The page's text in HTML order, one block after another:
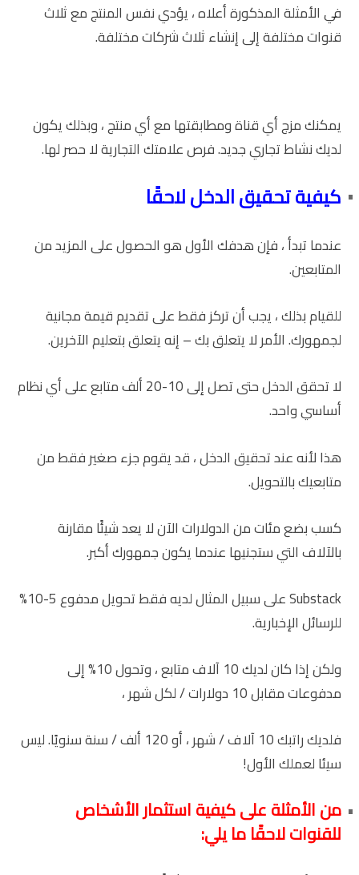
في الأمثلة المذكورة أعلاه ، يؤدي نفس المنتج مع ثلاث
قنوات مختلفة إلى إنشاء ثلاث شركات مختلفة.
يمكنك مزج أي قناة ومطابقتها مع أي منتج ، وبذلك يكون
لديك نشاط تجاري جديد. فرص علامتك التجارية لا حصر لها.
كيفية تحقيق الدخل لاحقًا
عندما تبدأ ، فإن هدفك الأول هو الحصول على المزيد من
المتابعين.
للقيام بذلك ، يجب أن تركز فقط على تقديم قيمة مجانية
لجمهورك. الأمر لا يتعلق بك – إنه يتعلق بتعليم الآخرين.
لا تحقق الدخل حتى تصل إلى 10-20 ألف متابع على أي نظام
أساسي واحد.
هذا لأنه عند تحقيق الدخل ، قد يقوم جزء صغير فقط من
متابعيك بالتحويل.
كسب بضع مئات من الدولارات الآن لا يعد شيئًا مقارنة
بالآلاف التي ستجنيها عندما يكون جمهورك أكبر.
Substack على سبيل المثال لديه فقط تحويل مدفوع 5-10%
للرسائل الإخبارية.
ولكن إذا كان لديك 10 آلاف متابع ، وتحول 10% إلى
مدفوعات مقابل 10 دولارات / لكل شهر ،
فلديك راتبك 10 آلاف / شهر ، أو 120 ألف / سنة سنويًا. ليس
سيئا لعملك الأول!
من الأمثلة على كيفية استثمار الأشخاص
للقنوات لاحقًا ما يلي: